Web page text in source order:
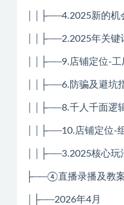
││├──4.2025新的机
││├──2.2025年关键
││├──9.店铺定位-工
││├──6.防骗及避坑
││├──8.千人千面逻
││├──10.店铺定位-
││├──3.2025核心玩
├──④直播录播及教案
│├──2026年4月